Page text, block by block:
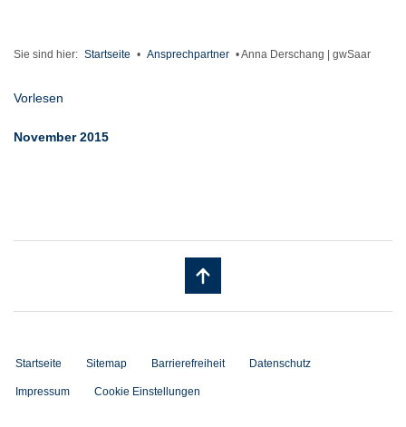
Sie sind hier: Startseite • Ansprechpartner •Anna Derschang | gwSaar
Vorlesen
November 2015
Startseite Sitemap Barrierefreiheit Datenschutz
Impressum Cookie Einstellungen